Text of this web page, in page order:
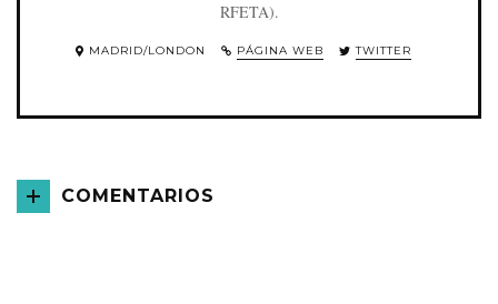
RFETA).
MADRID/LONDON PÁGINA WEB TWITTER
COMENTARIOS